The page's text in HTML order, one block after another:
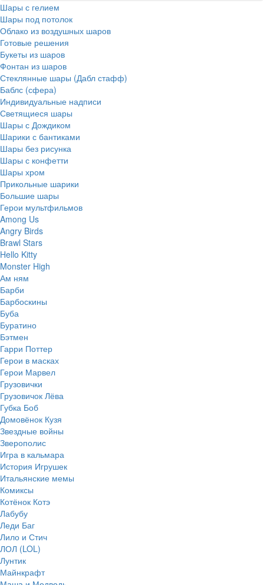
Шары с гелием
Шары под потолок
Облако из воздушных шаров
Готовые решения
Букеты из шаров
Фонтан из шаров
Стеклянные шары (Дабл стафф)
Баблс (сфера)
Индивидуальные надписи
Светящиеся шары
Шары с Дождиком
Шарики с бантиками
Шары без рисунка
Шары с конфетти
Шары хром
Прикольные шарики
Большие шары
Герои мультфильмов
Among Us
Angry Birds
Brawl Stars
Hello Kitty
Monster High
Ам ням
Барби
Барбоскины
Буба
Буратино
Бэтмен
Гарри Поттер
Герои в масках
Герои Марвел
Грузовички
Грузовичок Лёва
Губка Боб
Домовёнок Кузя
Звездные войны
Зверополис
Игра в кальмара
История Игрушек
Итальянские мемы
Комиксы
Котёнок Котэ
Лабубу
Леди Баг
Лило и Стич
ЛОЛ (LOL)
Лунтик
Майнкрафт